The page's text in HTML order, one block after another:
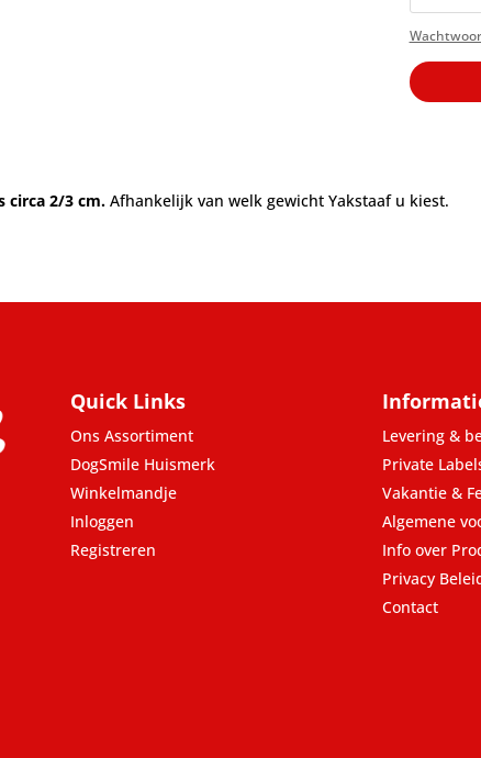
circa 2/3 cm.Afhankelijk van welk gewicht Yakstaaf u kiest.
Quick Links
Ons Assortiment
DogSmile Huismerk
Winkelmandje
Inloggen
Registreren
Levering &
Private
Vakantie &
Algemene
Info over
Privacy
Contact